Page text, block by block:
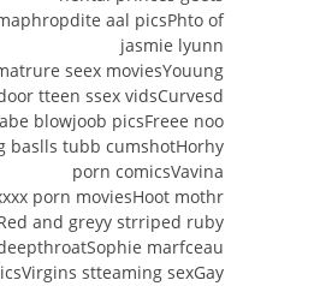
aal picsPhto of
jasmie lyunn
seex moviesYouung
tteen ssex vidsCurvesd
blowjoob picsFreee noo
baslls tubb cumshotHorhy
porn comicsVavina
porn moviesHoot mothr
and greyy strriped ruby
marfceau
stteaming sexGay